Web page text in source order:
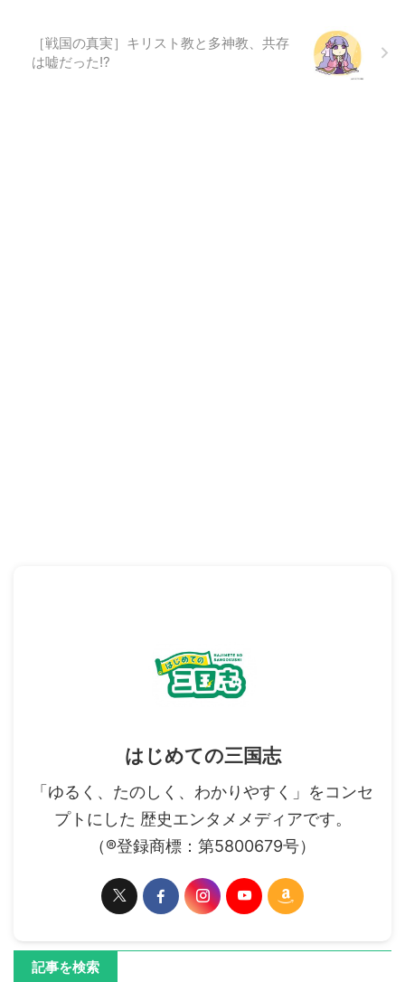
［戦国の真実］キリスト教と多神教、共存
は嘘だった!?
はじめての三国志
「ゆるく、たのしく、わかりやすく」をコンセ
プトにした 歴史エンタメメディアです。
（®登録商標：第5800679号）
記事を検索